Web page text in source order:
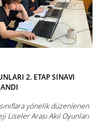
2. ETAP SINAVI
yönelik düzenlenen
Liseler Arası Akıl Oyunları